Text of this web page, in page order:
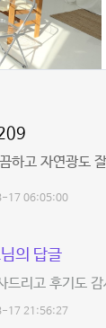
하고 자연광도
17 06:05:00
의 답글
드리고 후기도
17 21:56:27